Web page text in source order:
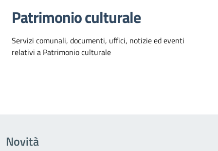
Patrimonio culturale
Dettagli dell'argomento
Servizi comunali, documenti, uffici, notizie ed eventi
relativi a Patrimonio culturale
Novità